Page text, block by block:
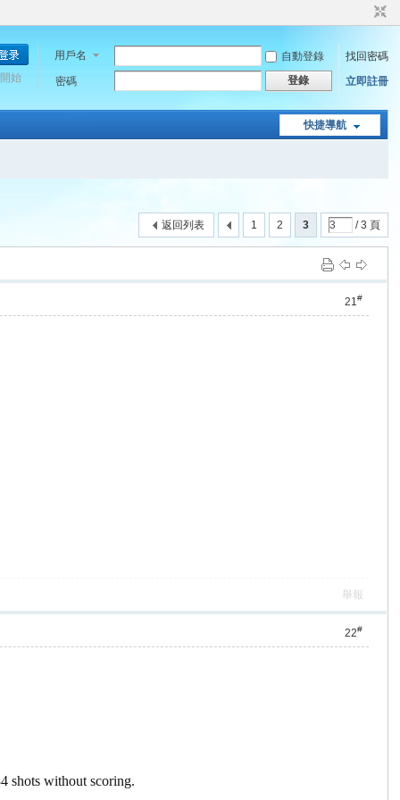
用戶名 自動登錄
找回密碼
密碼
登錄 立即註冊
始
快捷導航
1 2 3 / 3 頁
返回列表
21#
舉報
22#
shots without scoring.